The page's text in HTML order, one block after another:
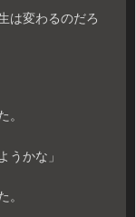
は変わるのだろ
。
うかな」
。